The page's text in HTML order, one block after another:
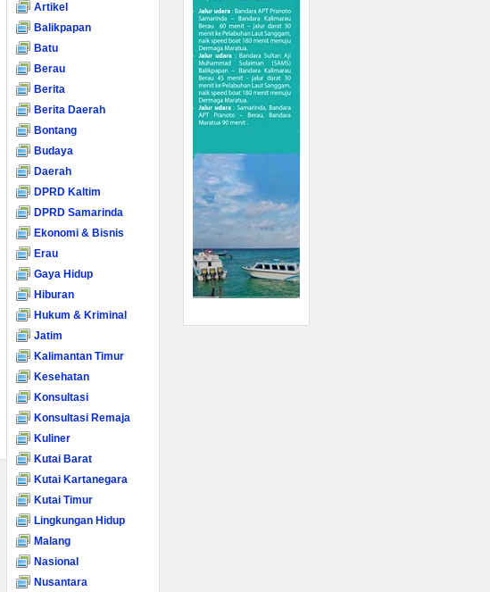
Artikel
Balikpapan
Batu
Berau
Berita
Berita Daerah
Bontang
Budaya
Daerah
DPRD Kaltim
DPRD Samarinda
Ekonomi & Bisnis
Erau
Gaya Hidup
Hiburan
Hukum & Kriminal
Jatim
Kalimantan Timur
Kesehatan
Konsultasi
Konsultasi Remaja
Kuliner
Kutai Barat
Kutai Kartanegara
Kutai Timur
Lingkungan Hidup
Malang
Nasional
Nusantara